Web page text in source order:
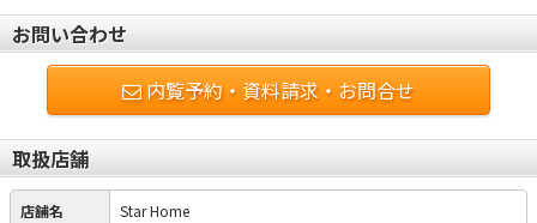
お問い合わせ
内覧予約・資料請求・お問合せ
取扱店舗
店舗名 Star Home